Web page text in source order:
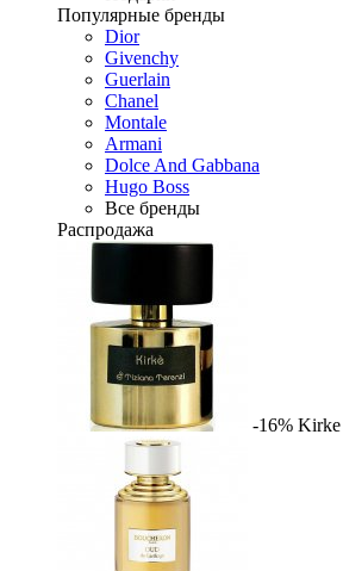
Популярные бренды
Dior
Givenchy
Guerlain
Chanel
Montale
Armani
Dolce And Gabbana
Hugo Boss
Все бренды
Распродажа
-16% Kirke